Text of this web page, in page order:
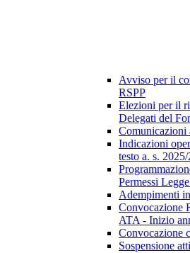
Avviso per il
RSPP
Elezioni per il
Delegati del
Comunicazioni
Indicazioni
testo a. s. 2025/
Permessi
Adempimenti
Convocazione
ATA - Inizio
Convocazione
Sospensione